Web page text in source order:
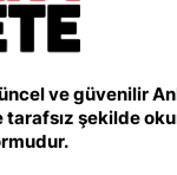
ve güvenilir
tarafsız şekilde